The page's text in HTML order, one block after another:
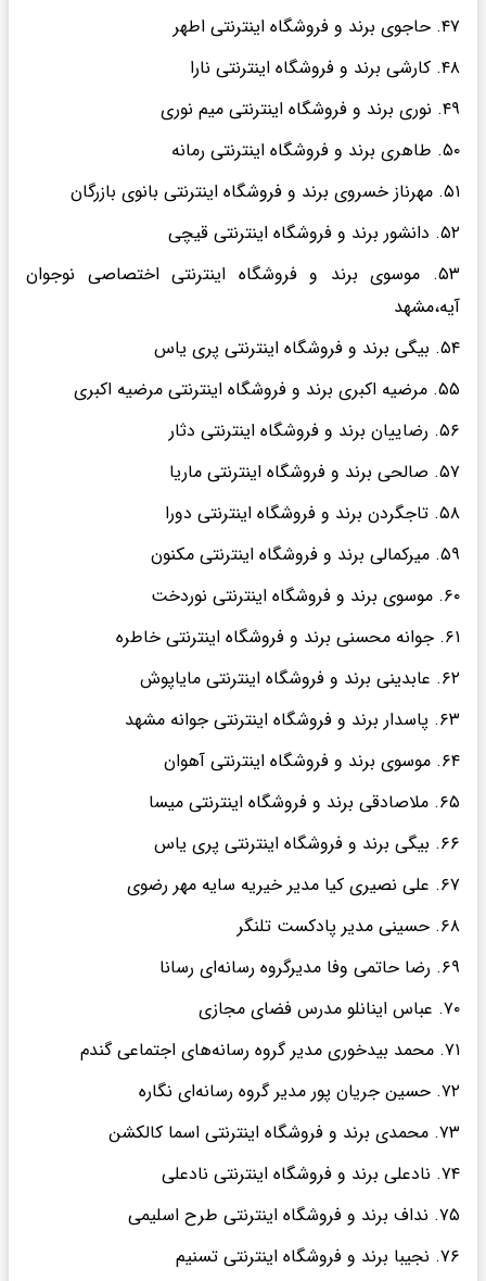
۴۷. حاجوی برند و فروشگاه اینترنتی اطهر
۴۸. کارشی برند و فروشگاه اینترنتی نارا
۴۹. نوری برند و فروشگاه اینترنتی میم نوری
۵۰. طاهری برند و فروشگاه اینترنتی رمانه
۵۱. مهرناز خسروی برند و فروشگاه اینترنتی بانوی بازرگان
۵۲. دانشور برند و فروشگاه اینترنتی قیچی
۵۳. موسوی برند و فروشگاه اینترنتی اختصاصی نوجوان
آیه،مشهد
۵۴. بیگی برند و فروشگاه اینترنتی پری یاس
۵۵. مرضیه اکبری برند و فروشگاه اینترنتی مرضیه اکبری
۵۶. رضاییان برند و فروشگاه اینترنتی دثار
۵۷. صالحی برند و فروشگاه اینترنتی ماریا
۵۸. تاجگردن برند و فروشگاه اینترنتی دورا
۵۹. میرکمالی برند و فروشگاه اینترنتی مکنون
۶۰. موسوی برند و فروشگاه اینترنتی نوردخت
۶۱. جوانه محسنی برند و فروشگاه اینترنتی خاطره
۶۲. عابدینی برند و فروشگاه اینترنتی مایاپوش
۶۳. پاسدار برند و فروشگاه اینترنتی جوانه مشهد
۶۴. موسوی برند و فروشگاه اینترنتی آهوان
۶۵. ملاصادقی برند و فروشگاه اینترنتی میسا
۶۶. بیگی برند و فروشگاه اینترنتی پری یاس
۶۷. علی نصیری کیا مدیر خیریه سایه مهر رضوی
۶۸. حسینی مدیر پادکست تلنگر
۶۹. رضا حاتمی وفا مدیرگروه رسانه‌ای رسانا
۷۰. عباس اینانلو مدرس فضای مجازی
۷۱. محمد بیدخوری مدیر گروه رسانه‌های اجتماعی گندم
۷۲. حسین جریان پور مدیر گروه رسانه‌ای نگاره
۷۳. محمدی برند و فروشگاه اینترنتی اسما کالکشن
۷۴. نادعلی برند و فروشگاه اینترنتی نادعلی
۷۵. نداف برند و فروشگاه اینترنتی طرح اسلیمی
۷۶. نجیبا برند و فروشگاه اینترنتی تسنیم